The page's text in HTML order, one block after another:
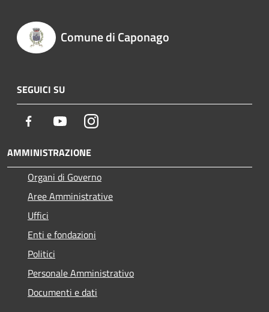
Comune di Caponago
SEGUICI SU
Facebook YoutubeInstagram
AMMINISTRAZIONE
Organi di Governo
Aree Amministrative
Uffici
Enti e fondazioni
Politici
Personale Amministrativo
Documenti e dati